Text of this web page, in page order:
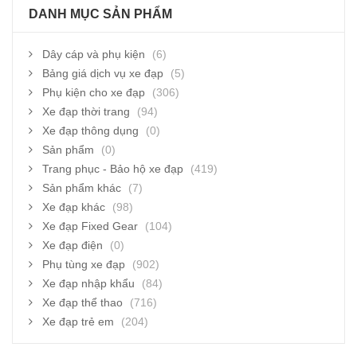
DANH MỤC SẢN PHẨM
Dây cáp và phụ kiện
(6)
Bảng giá dịch vụ xe đạp
(5)
Phụ kiện cho xe đạp
(306)
Xe đạp thời trang
(94)
Xe đạp thông dụng
(0)
Sản phẩm
(0)
Trang phục - Bảo hộ xe đạp
(419)
Sản phẩm khác
(7)
Xe đạp khác
(98)
Xe đạp Fixed Gear
(104)
Xe đạp điện
(0)
Phụ tùng xe đạp
(902)
Xe đạp nhập khẩu
(84)
Xe đạp thể thao
(716)
Xe đạp trẻ em
(204)